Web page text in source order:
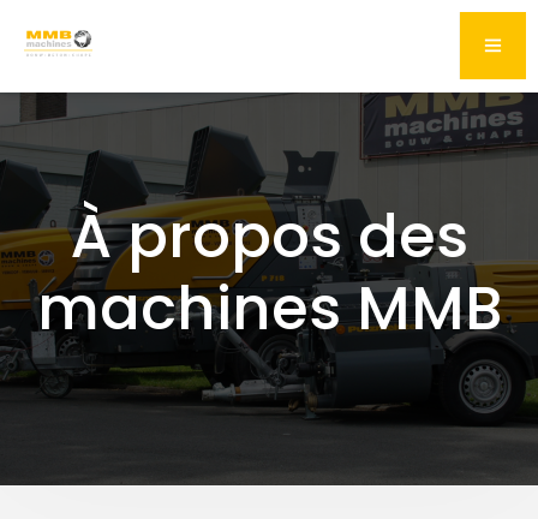
À propos des
machines MMB